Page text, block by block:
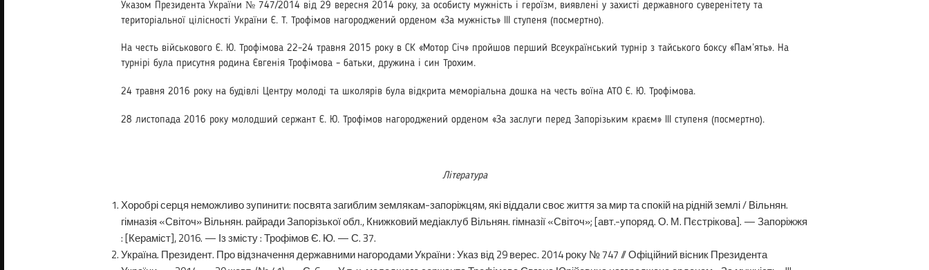
Указом Президента України № 747/2014 від 29 вересня 2014 року, за особисту мужність і героїзм, виявлені у захисті держав­ного суверенітету та
територіальної цілісності України Є. Т. Трофімов нагороджений орденом «За мужність» III ступеня (посмертно).
На честь військового Є. Ю. Трофімова 22–24 травня 2015 року в СК «Мотор Січ» пройшов перший Всеукраїнський турнір з тайсь­кого боксу «Пам’ять». На
турнірі була присутня родина Євгенія Трофімова – батьки, дружина і син Трохим.
24 травня 2016 року на будівлі Центру молоді та школярів була відкрита меморіальна дошка на честь воїна АТО Є. Ю. Трофімова.
28 листопада 2016 року молодший сержант Є. Ю. Трофімов нагороджений орденом «За заслуги перед Запорізьким краєм» III сту­пеня (посмертно).
Література
Хоробрі серця неможливо зупинити: посвята загиблим зем­лякам-запоріжцям, які віддали своє життя за мир та спокій на рідній землі / Вільнян.
гімназія «Світоч» Вільнян. райради Запорізької обл., Книжковий медіаклуб Вільнян. гімназії «Світоч»; [авт.-упоряд. О. М. Пєстрікова]. — Запоріжжя
: [Кера­міст], 2016. — Із змісту : Трофімов Є. Ю. — С. 37.
Україна. Президент. Про відзначення державними нагородами України : Указ від 29 верес. 2014 року № 747 // Офіційний вісник Президента